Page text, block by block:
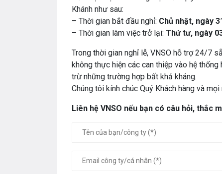
Khánh như sau:
– Thời gian bắt đầu nghỉ: Chủ nhật, ngày
– Thời gian làm việc trở lại: Thứ tư, ngày
Trong thời gian nghỉ lễ, VNSO hỗ trợ 24/7
không thực hiện các can thiệp vào hệ
trừ những trường hợp bất khả kháng.
Chúng tôi kính chúc Quý Khách hàng và
Liên hệ VNSO nếu bạn có câu hỏi, thắc